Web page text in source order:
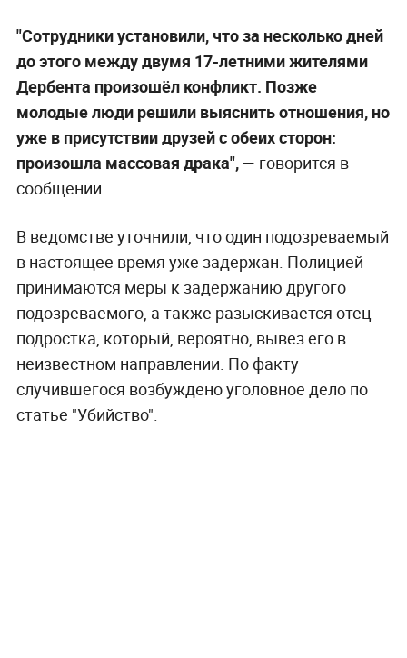
"Сотрудники установили, что за несколько дней
до этого между двумя 17-летними жителями
Дербента произошёл конфликт. Позже
молодые люди решили выяснить отношения, но
уже в присутствии друзей с обеих сторон:
произошла массовая драка",— говорится в
сообщении.
В ведомстве уточнили, что один подозреваемый
в настоящее время уже задержан. Полицией
принимаются меры к задержанию другого
подозреваемого, а также разыскивается отец
подростка, который, вероятно, вывез его в
неизвестном направлении. По факту
случившегося возбуждено уголовное дело по
статье "Убийство".